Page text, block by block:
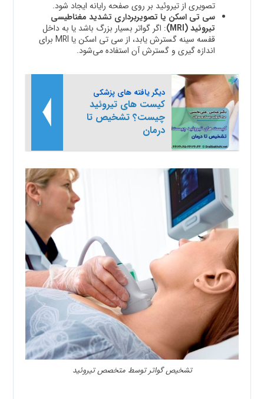
تصویری از تیروئید بر روی صفحه رایانه ایجاد شود.
سی تی اسکن یا تصویربرداری تشدید مغناطیسی
تیروئید(MRI)
: اگر گواتر بسیار بزرگ باشد یا به داخل
قفسه سینه گسترش یابد، از سی تی اسکن یا MRI برای
اندازه گیری و گسترش آن استفاده می‌شود.
دیگر یافته های پزشکی
کیست های تیروئید
چیست؟ تشخیص تا
درمان
تشخیص گواتر توسط متخصص تیروئید